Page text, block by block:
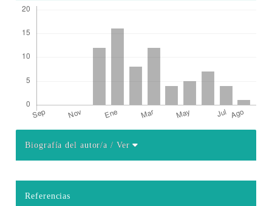
Biografía del autor/a/ Ver
Referencias